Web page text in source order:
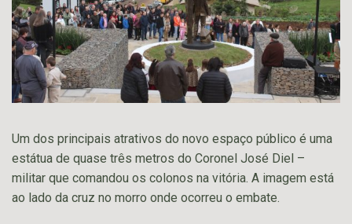
Um dos principais atrativos do novo espaço público é uma
estátua de quase três metros do Coronel José Diel –
militar que comandou os colonos na vitória. A imagem está
ao lado da cruz no morro onde ocorreu o embate.